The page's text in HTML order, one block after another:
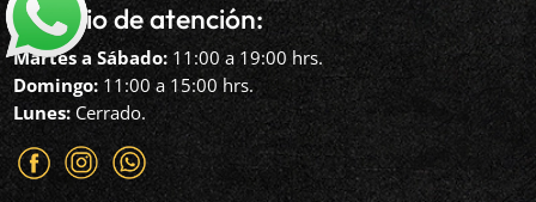
Horario de atención:
Martes a Sábado: 11:00 a 19:00 hrs.
Domingo: 11:00 a 15:00 hrs.
Lunes: Cerrado.